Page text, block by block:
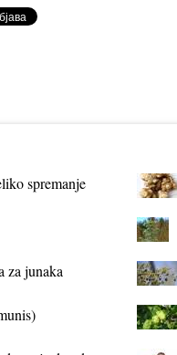
spremanje
za junaka